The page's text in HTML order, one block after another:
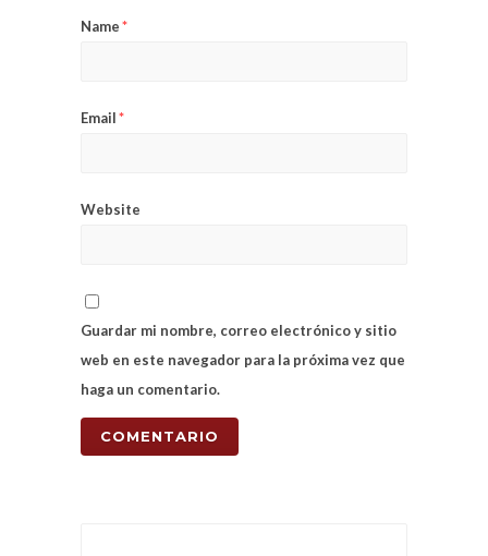
Name*
Email*
Website
Guardar mi nombre, correo electrónico y sitio
web en este navegador para la próxima vez que
haga un comentario.